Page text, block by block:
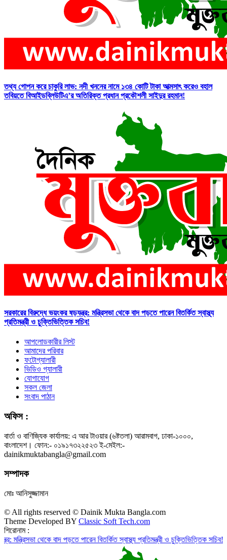
তথ্য গোপন করে চাকুরি লাভ: নদী খননের নামে ১৩৪ কোটি টাকা আত্মসাৎ করেও বহাল
তবিয়তে বিআইডব্লিউটিএ’র অতিরিক্ত প্রধান প্রকৌশলী সাইদুর রহমান!
সরকারের বিরুদ্ধে ভয়ংকর ষড়যন্ত্র: মন্ত্রিসভা থেকে বাদ পড়তে পারেন বিতর্কিত স্বাস্থ্য
প্রতিমন্ত্রী ও চুক্তিভিত্তিক সচিব!
আপলোডকারীর লিস্ট
আমাদের পরিবার
ফটোগ্যালারী
ভিডিও গ্যালারী
যোগাযোগ
সকল জেলা
সংবাদ পাঠান
অফিস :
বার্তা ও বাণিজ্যিক কার্যালয়: এ আর টাওয়ার (৬ষ্টতলা) আরামবাগ, ঢাকা-১০০০,
বাংলাদেশ। ফোন:- ০১৯১৭৩২২৫২৩ ই-মেইল:-
dainikmuktabangla@gmail.com
সম্পাদক
মোঃ আনিসুজ্জামান
© All rights reserved © Dainik Mukta Bangla.com
Theme Developed BY Classic Soft Tech.com
শিরোনাম :
থেকে বাদ পড়তে পারেন বিতর্কিত স্বাস্থ্য প্রতিমন্ত্রী ও চুক্তিভিত্তিক সচিব!রাজস্ব